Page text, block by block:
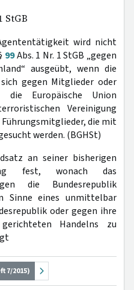
StGB
wird nicht
99Abs. 1 Nr. 1 StGB „gegen
ausgeübt, wenn die
gegen Mitglieder oder
Europäische Union
Vereinigung
die mit
werden. (BGHSt)
an seiner bisherigen
fest, wonach das
die Bundesrepublik
Sinne eines unmittelbar
oder gegen ihre
Handelns zu
7/2015)